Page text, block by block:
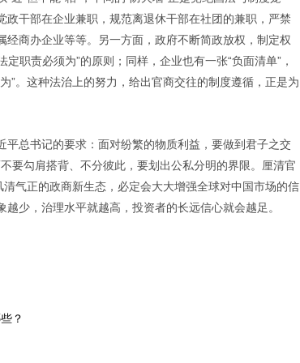
干部在企业兼职，规范离退休干部在社团的兼职，严禁
商办企业等等。另一方面，政府不断简政放权，制定权
职责必须为”的原则；同样，企业也有一张“负面清单”，
”。这种法治上的努力，给出官商交往的制度遵循，正是为
平总书记的要求：面对纷繁的物质利益，要做到君子之交
要勾肩搭背、不分彼此，要划出公私分明的界限。厘清官
气正的政商新生态，必定会大大增强全球对中国市场的信
少，治理水平就越高，投资者的长远信心就会越足。
？